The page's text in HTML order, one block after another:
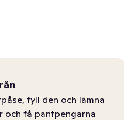
fyll den och lämna
och få pantpengarna